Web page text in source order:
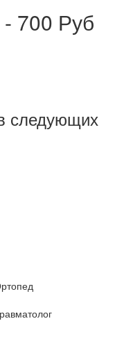
700 Руб
следующих